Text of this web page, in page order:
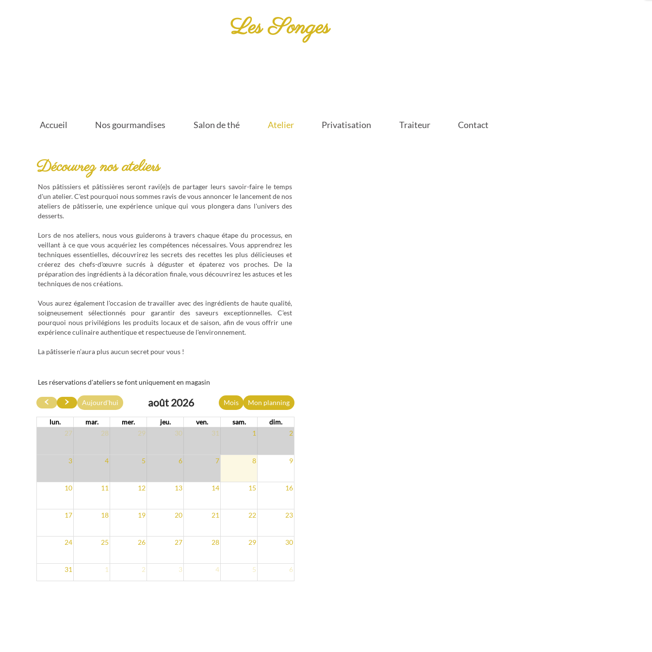
Accueil Nos gourmandises Salon de thé Atelier Privatisation Traiteur Contact
Les Songes
Découvrez nos ateliers
Nos pâtissiers et pâtissières seront ravi(e)s de partager leurs savoir-faire le temps
d'un atelier. C'est pourquoi nous sommes ravis de vous annoncer le lancement de nos
ateliers de pâtisserie, une expérience unique qui vous plongera dans l'univers des
desserts.
Lors de nos ateliers, nous vous guiderons à travers chaque étape du processus, en
veillant à ce que vous acquériez les compétences nécessaires. Vous apprendrez les
techniques essentielles, découvrirez les secrets des recettes les plus délicieuses et
créerez des chefs-d'œuvre sucrés à déguster et épaterez vos proches. De la
préparation des ingrédients à la décoration finale, vous découvrirez les astuces et les
techniques de nos créations.
Vous aurez également l'occasion de travailler avec des ingrédients de haute qualité,
soigneusement sélectionnés pour garantir des saveurs exceptionnelles. C’est
pourquoi nous privilégions les produits locaux et de saison, afin de vous offrir une
expérience culinaire authentique et respectueuse de l'environnement.
La pâtisserie n’aura plus aucun secret pour vous !
Les réservations d'ateliers se font uniquement en magasin
Aujourd'hui Mois Mon planning
août 2026
lun. mar. mer. jeu. ven. sam.
dim.
27
28 29 30 31 1 2
3 4 5 6 7 8 9
10 11 12 13 14 15 16
17 18 19 20 21 22 23
24 25 26 27 28 29 30
31 1 2 3 4 5 6